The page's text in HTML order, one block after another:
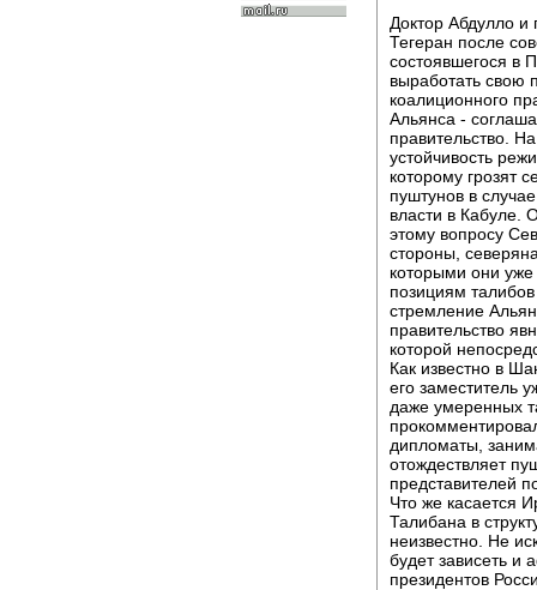
Доктор Абдулло
Тегеран после
состоявшегося в
выработать
коалиционного
Альянса -
правительство.
устойчивость
которому грозят
пуштунов в
власти в Кабуле.
этому вопросу
стороны,
которыми они
позициям
стремление
правительство
которой
Как известно в
его заместитель
даже умеренных
дипломаты,
отождествляет
представителей
Что же касается
Талибана в
неизвестно. Не
будет зависеть и
президентов